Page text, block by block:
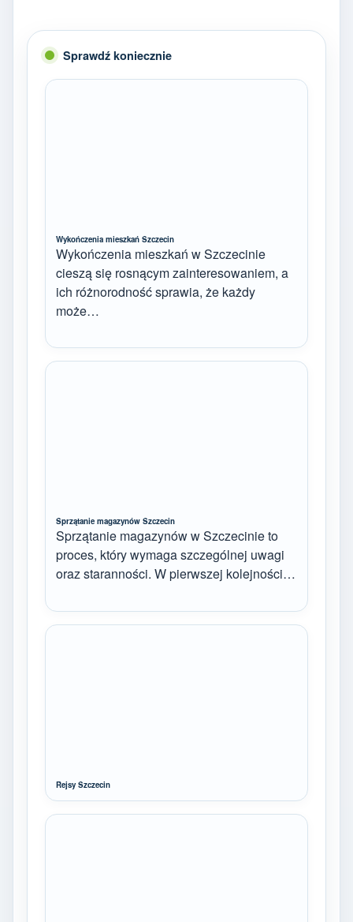
Sprawdź koniecznie
Wykończenia mieszkań Szczecin
Wykończenia mieszkań w Szczecinie
cieszą się rosnącym zainteresowaniem, a
ich różnorodność sprawia, że każdy
może…
Sprzątanie magazynów Szczecin
Sprzątanie magazynów w Szczecinie to
proces, który wymaga szczególnej uwagi
oraz staranności. W pierwszej kolejności…
Rejsy Szczecin